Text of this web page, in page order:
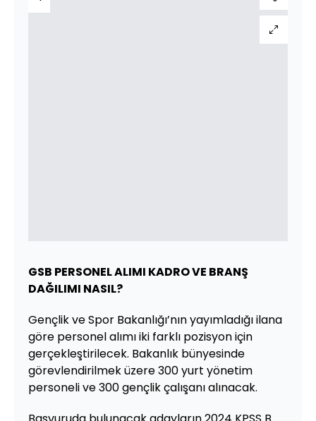
GSB PERSONEL ALIMI KADRO VE BRANŞ
DAĞILIMI NASIL?
Gençlik ve Spor Bakanlığı’nın yayımladığı ilana
göre personel alımı iki farklı pozisyon için
gerçekleştirilecek. Bakanlık bünyesinde
görevlendirilmek üzere 300 yurt yönetim
personeli ve 300 gençlik çalışanı alınacak.